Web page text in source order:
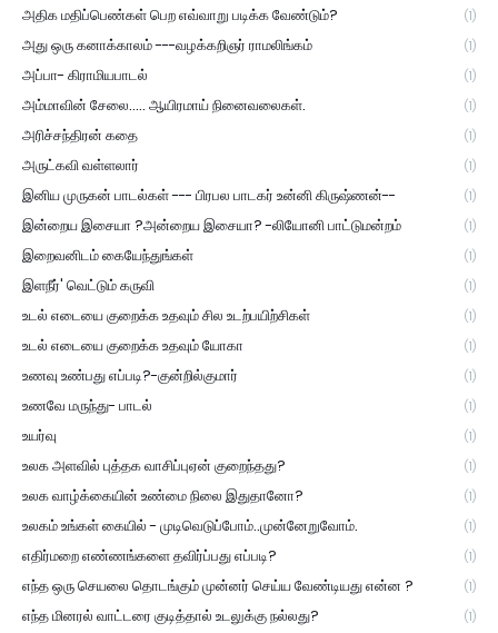
அதிக மதிப்பெண்கள் பெற எவ்வாறு படிக்க வேண்டும்? (1)
அது ஒரு கனாக்காலம் ---வழக்கறிஞர் ராமலிங்கம் (1)
அப்பா- கிராமியபாடல் (1)
அம்மாவின் சேலை..... ஆயிரமாய் நினைவலைகள். (1)
அரிச்சந்திரன் கதை (1)
அருட்கவி வள்ளலார் (1)
இனிய முருகன் பாடல்கள் --- பிரபல பாடகர் உன்னி கிருஷ்ணன்-- (1)
இன்றைய இசையா ?அன்றைய இசையா? -லியோனி பாட்டுமன்றம் (1)
இறைவனிடம் கையேந்துங்கள் (1)
இளநீர்' வெட்டும் கருவி (1)
உடல் எடையை குறைக்க உதவும் சில உடற்பயிற்சிகள் (1)
உடல் எடையை குறைக்க உதவும் யோகா (1)
உணவு உண்பது எப்படி?-குன்றில்குமார் (1)
உணவே மருந்து- பாடல் (1)
உயர்வு (1)
உலக அளவில் புத்தக வாசிப்புஏன் குறைந்தது? (1)
உலக வாழ்க்கையின் உண்மை நிலை இதுதானோ? (1)
உலகம் உங்கள் கையில் - முடிவெடுப்போம்..முன்னேறுவோம். (1)
எதிர்மறை எண்ணங்களை தவிர்ப்பது எப்படி? (1)
எந்த ஒரு செயலை தொடங்கும் முன்னர் செய்ய வேண்டியது என்ன ? (1)
எந்த மினரல் வாட்டரை குடித்தால் உடலுக்கு நல்லது? (1)